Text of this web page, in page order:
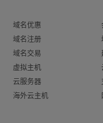
域名优惠
域名注册
域名交易
虚拟主机
云服务器
海外云主机